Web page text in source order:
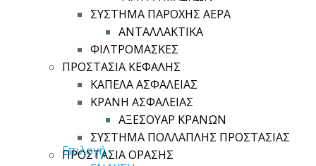
ΣΥΣΤΗΜΑ ΠΑΡΟΧΗΣ ΑΕΡΑ
ΑΝΤΑΛΛΑΚΤΙΚΑ
ΦΙΛΤΡΟΜΑΣΚΕΣ
ΠΡΟΣΤΑΣΙΑ ΚΕΦΑΛΗΣ
ΚΑΠΕΛΑ ΑΣΦΑΛΕΙΑΣ
ΚΡΑΝΗ ΑΣΦΑΛΕΙΑΣ
ΑΞΕΣΟΥΑΡ ΚΡΑΝΩΝ
ΣΥΣΤΗΜΑ ΠΟΛΛΑΠΛΗΣ ΠΡΟΣΤΑΣΙΑΣ
ΠΡΟΣΤΑΣΙΑ ΟΡΑΣΗΣ
ΕπιλογήΑυτό